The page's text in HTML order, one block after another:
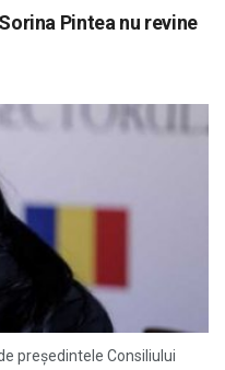
Pintea nu revine
președintele Consiliului